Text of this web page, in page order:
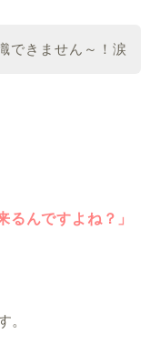
できません～！涙
るんですよね？」
。